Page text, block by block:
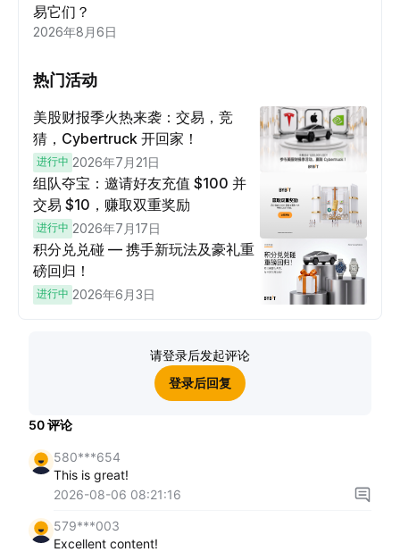
易它们？
2026年8月6日
热门活动
美股财报季火热来袭：交易，竞
猜，Cybertruck 开回家！
进行中 2026年7月21日
组队夺宝：邀请好友充值 $100 并
交易 $10，赚取双重奖励
进行中 2026年7月17日
积分兑兑碰 — 携手新玩法及豪礼重
磅回归！
进行中 2026年6月3日
请登录后发起评论
登录后回复
50评论
580***654
This is great!
2026-08-06 08:21:16
579***003
Excellent content!